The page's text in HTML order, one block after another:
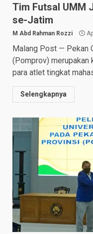
Tim Futsal UMM
se-Jatim
M Abd Rahman Rozzi
Malang Post — Pekan
(Pomprov) merupakan
para atlet tingkat
Selengkapnya